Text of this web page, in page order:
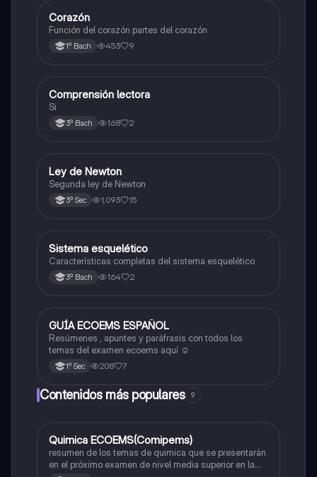
COtros
Corazón
Función del corazón partes del corazón
1º Bach 453 9
COtros
Comprensión lectora
Si
3º Bach 168 2
LFísica
Ley de Newton
Segunda ley de Newton
3º Sec 1,093 15
SBiología
Sistema esquelético
Características completas del sistema esquelético
3º Bach 164 2
GOtros
GUÍA ECOEMS ESPAÑOL
Resúmenes , apuntes y paráfrasis con todos los
temas del examen ecoems aquí ☺️
1º Sec 208 7
Contenidos más populares 9
Química
Quimica ECOEMS(Comipems)
resumen de los temas de quimica que se presentarán
en el próximo examen de nivel media superior en la